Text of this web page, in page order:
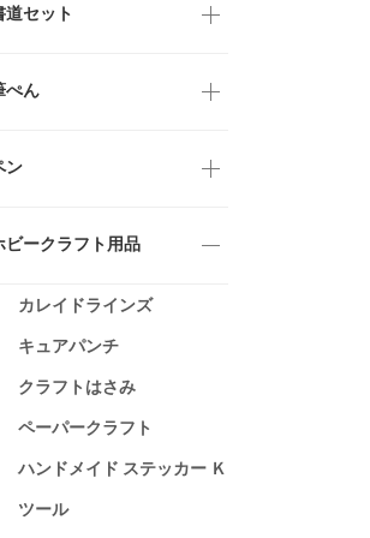
道セット
ぺん
ン
ビークラフト用品
カレイドラインズ
キュアパンチ
クラフトはさみ
ペーパークラフト
ハンドメイド ステッカー Ｋ
ツール